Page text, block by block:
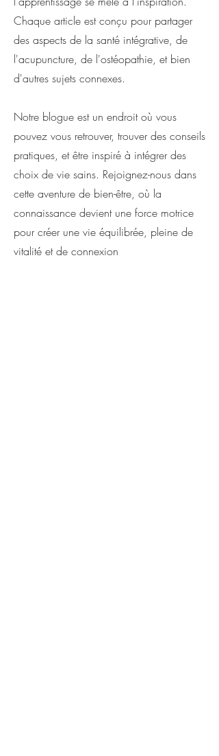
Chaque article est conçu pour partager
des aspects de la santé intégrative, de
l'acupuncture, de l'ostéopathie, et bien
d'autres sujets connexes.
Notre blogue est un endroit où vous
pouvez vous retrouver, trouver des conseils
pratiques, et être inspiré à intégrer des
choix de vie sains. Rejoignez-nous dans
cette aventure de bien-être, où la
connaissance devient une force motrice
pour créer une vie équilibrée, pleine de
vitalité et de connexion